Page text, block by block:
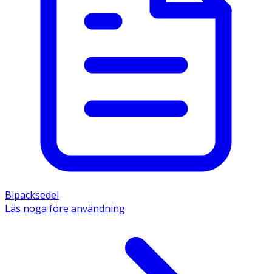
Bipacksedel
Läs noga före användning